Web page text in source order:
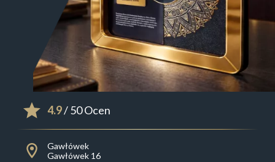
4.9/ 50 Ocen
Gawłówek
Gawłówek 16